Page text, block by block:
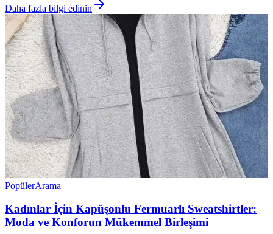
Daha fazla bilgi edinin
PopülerArama
Kadınlar İçin Kapüşonlu Fermuarlı Sweatshirtler:
Moda ve Konforun Mükemmel Birleşimi